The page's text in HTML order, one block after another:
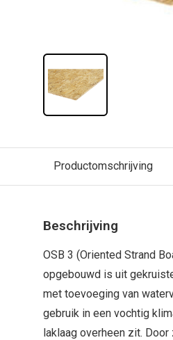
Productomschrijving
Beschrijving
OSB 3 (Oriented Strand
opgebouwd is uit
met toevoeging van
gebruik in een vochtig
laklaag overheen zit.